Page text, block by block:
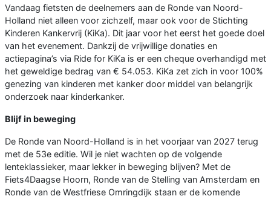
Vandaag fietsten de deelnemers aan de Ronde van Noord-
Holland niet alleen voor zichzelf, maar ook voor de Stichting
Kinderen Kankervrij (KiKa). Dit jaar voor het eerst het goede doel
van het evenement. Dankzij de vrijwillige donaties en
actiepagina’s via Ride for KiKa is er een cheque overhandigd met
het geweldige bedrag van € 54.053. KiKa zet zich in voor 100%
genezing van kinderen met kanker door middel van belangrijk
onderzoek naar kinderkanker.
Blijf in beweging
De Ronde van Noord-Holland is in het voorjaar van 2027 terug
met de 53e editie. Wil je niet wachten op de volgende
lenteklassieker, maar lekker in beweging blijven? Met de
Fiets4Daagse Hoorn, Ronde van de Stelling van Amsterdam en
Ronde van de Westfriese Omringdijk staan er de komende